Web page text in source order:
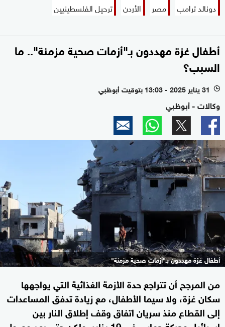
دونالد ترامب مصر الأردن ترحيل الفلسطينيين
أطفال غزة مهددون بـ"أزمات صحية مزمنة".. ما
السبب؟
l 31 يناير 2025 - 13:03 بتوقيت أبوظبي
وكالات - أبوظبي
أطفال غزة مهددون بـ"أزمات صحية مزمنة"
من المرجح أن تتراجع حدة الأزمة الغذائية التي يواجهها
سكان غزة، ولا سيما الأطفال، مع زيادة تدفق المساعدات
إلى القطاع منذ سريان اتفاق وقف إطلاق النار بين